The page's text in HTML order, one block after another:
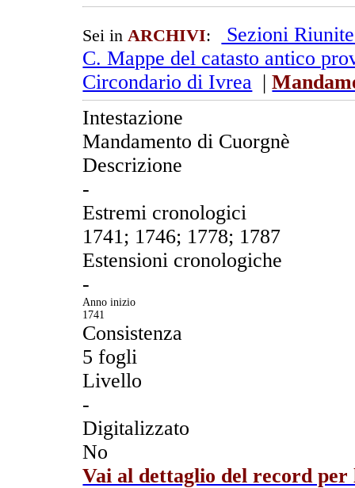
Sei inARCHIVI:
Sezioni
C. Mappe del catasto antico
Circondario di Ivrea |
Intestazione
Mandamento di Cuorgnè
Descrizione
-
Estremi cronologici
1741; 1746; 1778; 1787
Estensioni cronologiche
-
Anno inizio
1741
Consistenza
5 fogli
Livello
-
Digitalizzato
No
Vai al dettaglio del record per